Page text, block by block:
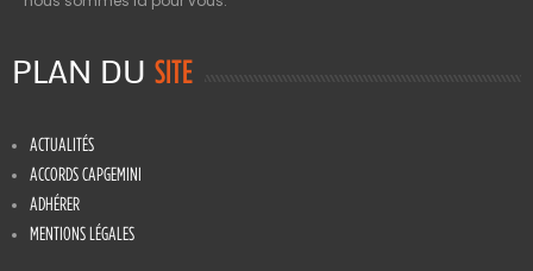
PLAN DU SITE
ACTUALITÉS
ACCORDS CAPGEMINI
ADHÉRER
MENTIONS LÉGALES